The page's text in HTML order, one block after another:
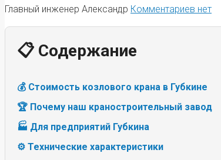
Главный инженер Александр Комментариев нет
📋 Содержание
💰 Стоимость козлового крана в Губкине
🏆 Почему наш краностроительный завод
🏭 Для предприятий Губкина
⚙️ Технические характеристики